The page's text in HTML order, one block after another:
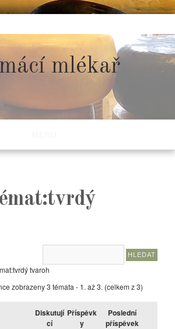
mlékař
tvaroh
zobrazeny 3 témata - 1. až 3. (celkem z 3)
Diskutují
cí
Příspěvk
y
Poslední
příspěvek